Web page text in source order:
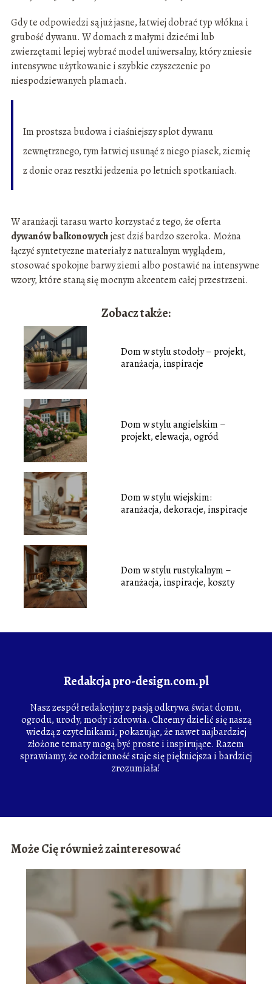
Gdy te odpowiedzi są już jasne, łatwiej dobrać typ włókna i
grubość dywanu. W domach z małymi dziećmi lub
zwierzętami lepiej wybrać model uniwersalny, który zniesie
intensywne użytkowanie i szybkie czyszczenie po
niespodziewanych plamach.
Im prostsza budowa i ciaśniejszy splot dywanu
zewnętrznego, tym łatwiej usunąć z niego piasek, ziemię
z donic oraz resztki jedzenia po letnich spotkaniach.
W aranżacji tarasu warto korzystać z tego, że oferta
dywanów balkonowychjest dziś bardzo szeroka. Można
łączyć syntetyczne materiały z naturalnym wyglądem,
stosować spokojne barwy ziemi albo postawić na intensywne
wzory, które staną się mocnym akcentem całej przestrzeni.
Zobacz także:
Dom w stylu stodoły – projekt,
aranżacja, inspiracje
Dom w stylu angielskim –
projekt, elewacja, ogród
Dom w stylu wiejskim:
aranżacja, dekoracje, inspiracje
Dom w stylu rustykalnym –
aranżacja, inspiracje, koszty
Redakcja pro-design.com.pl
Nasz zespół redakcyjny z pasją odkrywa świat domu,
ogrodu, urody, mody i zdrowia. Chcemy dzielić się naszą
wiedzą z czytelnikami, pokazując, że nawet najbardziej
złożone tematy mogą być proste i inspirujące. Razem
sprawiamy, że codzienność staje się piękniejsza i bardziej
zrozumiała!
Może Cię również zainteresować